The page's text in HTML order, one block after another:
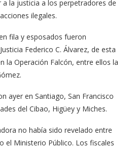
a la justicia a los per­petradores de
ilegales.
fila y esposados fueron
Federico C. Álvarez, de esta
la Operación Falcón, en­tre ellos la
ayer en Santiago, San Francisco
del Cibao, Higüey y Miches.
no había si­do revelado entre
el Ministerio Público. Los fiscales